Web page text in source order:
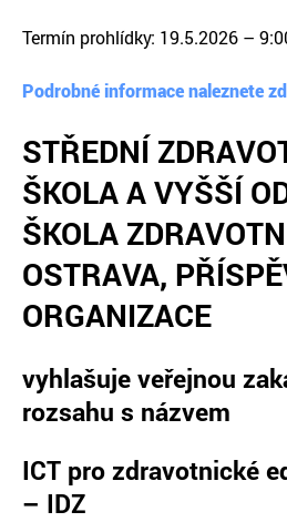
Termín prohlídky: 19.5.2026 –
Podrobné informace naleznete
STŘEDNÍ
ŠKOLA A VYŠŠÍ
ŠKOLA
OSTRAVA,
ORGANIZACE
vyhlašuje veřejnou
rozsahu s názvem
ICT pro zdravotnické
– IDZ